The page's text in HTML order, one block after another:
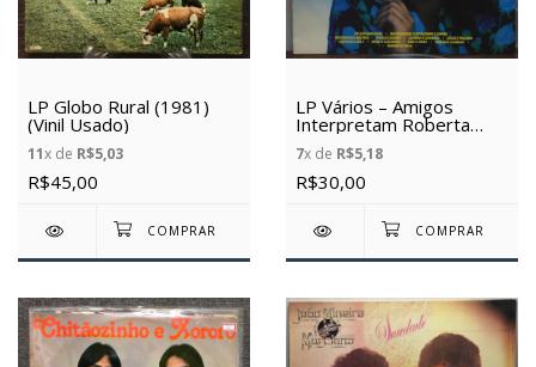
LP Globo Rural (1981)
(Vinil Usado)
11x de R$5,03
R$45,00
LP Vários – Amigos
Interpretam Roberta
Miranda (1989) (Vinil
usado)
7x de R$5,18
R$30,00